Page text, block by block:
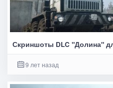
Скриншоты DLC "Долина"
9 лет назад